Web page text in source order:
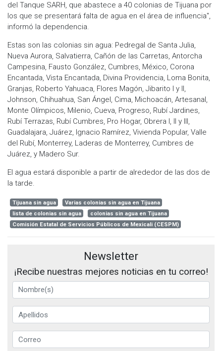
del Tanque SARH, que abastece a 40 colonias de Tijuana por
los que se presentará falta de agua en el área de influencia",
informó la dependencia.
Estas son las colonias sin agua: Pedregal de Santa Julia,
Nueva Aurora, Salvatierra, Cañón de las Carretas, Antorcha
Campesina, Fausto González, Cumbres, México, Corona
Encantada, Vista Encantada, Divina Providencia, Loma Bonita,
Granjas, Roberto Yahuaca, Flores Magón, Jibarito I y II,
Johnson, Chihuahua, San Ángel, Cima, Michoacán, Artesanal,
Monte Olímpicos, Milenio, Cueva, Progreso, Rubí Jardines,
Rubí Terrazas, Rubí Cumbres, Pro Hogar, Obrera I, II y III,
Guadalajara, Juárez, Ignacio Ramírez, Vivienda Popular, Valle
del Rubí, Monterrey, Laderas de Monterrey, Cumbres de
Juárez, y Madero Sur.
El agua estará disponible a partir de alrededor de las dos de
la tarde.
Tijuana sin agua
Varias colonias sin agua en Tijuana
lista de colonias sin agua
colonias sin agua en Tijuana
Comisión Estatal de Servicios Públicos de Mexicali (CESPM)
Newsletter
¡Recibe nuestras mejores noticias en tu correo!